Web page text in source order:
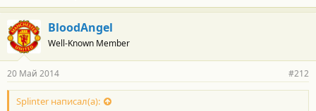
BloodAngel
Well-Known Member
20 Май 2014 #212
Splinter написал(а):